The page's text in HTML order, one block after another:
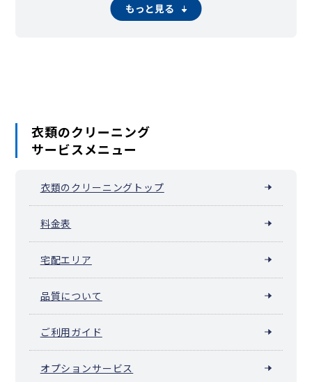
もっと見る
衣類のクリーニング
サービスメニュー
衣類のクリーニングトップ
料金表
宅配エリア
品質について
ご利用ガイド
オプションサービス